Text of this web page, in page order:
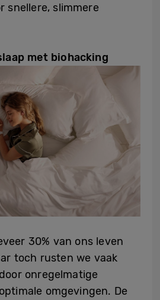
snellere, slimmere
met biohacking
30% van ons leven
toch rusten we vaak
onregelmatige
omgevingen. De